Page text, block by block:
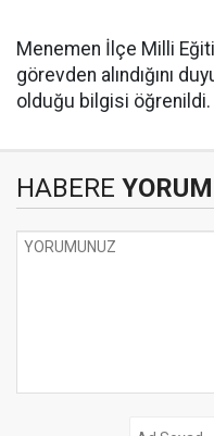
Menemen İlçe Milli
görevden alındığını
olduğu bilgisi öğrenildi.
HABERE